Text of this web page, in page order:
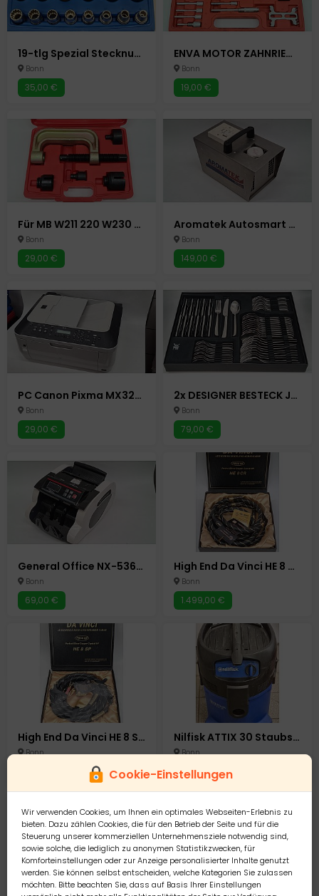
Cookie-Einstellungen
Wir verwenden Cookies, um Ihnen ein optimales Webseiten-Erlebnis zu
bieten. Dazu zählen Cookies, die für den Betrieb der Seite und für die
Steuerung unserer kommerziellen Unternehmensziele notwendig sind,
sowie solche, die lediglich zu anonymen Statistikzwecken, für
Komforteinstellungen oder zur Anzeige personalisierter Inhalte genutzt
werden. Sie können selbst entscheiden, welche Kategorien Sie zulassen
möchten. Bitte beachten Sie, dass auf Basis Ihrer Einstellungen
19-tlg Spezial Stecknuss Satz 10 - 32 mm Für 85% Defekte Abgerundete Mutter 1/2" Autowerkzeug Auto Werkzeuge
Bonn
35,00 €
ENVA MOTOR ZAHNRIEMEN WERKZEUG 19-tlg. EINSTELLWERKZEUG ARRETIERWERKZEUG Autowerkzeug Auto Werkzeuge
Bonn
19,00 €
Für MB W211 220 W230 TRAGGELENK ABZIEHER WERKZEUG KUGELGELENK AUSDRÜCKER passend Autowerkzeug Auto Werkzeuge
Bonn
29,00 €
Aromatek Autosmart entfernt schlechte Gerüche schnell im PKW Auto etc.
Bonn
149,00 €
PC Canon Pixma MX320 - Multifunktionsgerät - Drucker - Kopierer - Scanner - Fax Tintenstrahldrucker
Bonn
29,00 €
2x DESIGNER BESTECK JUSTINUS 60-TEILIG - VERPACKT IN WMF PAKET
Bonn
79,00 €
General Office NX-5366-675 Geldzählmaschine Geldscheinzähler Zählmaschine
Bonn
69,00 €
High End Da Vinci HE 8 CR Audio Chinch Kabel RCA Chinchstecker Chinchkabel Koaxialkabel Verstärker Cinch
Bonn
1.499,00 €
High End Da Vinci HE 8 SP Lautsprecherkabel Lautsprecher Speaker Kabel Verstärker
Bonn
Nilfisk ATTIX 30 Staubsauger Industrie Gewerbesauger
Bonn
179,00 €